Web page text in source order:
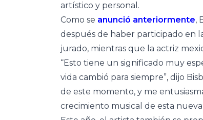
artístico y personal.
Como se anunció anteriormente,
después de haber participado en
jurado, mientras que la actriz
“Esto tiene un significado muy
vida cambió para siempre”, dijo
de este momento, y me
crecimiento musical de esta